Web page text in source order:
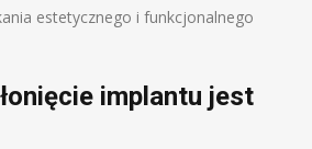
estetycznego i funkcjonalnego
implantu jest